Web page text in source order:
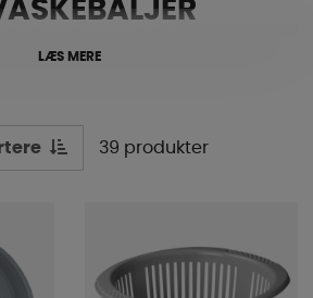
LÆS MERE
39 produkter